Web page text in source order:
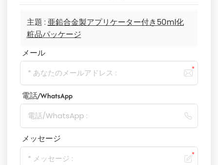
主題 : 亜鉛合金製アプリケーター付き50ml化
粧品パッケージ
メール
電話/WhatsApp
メッセージ